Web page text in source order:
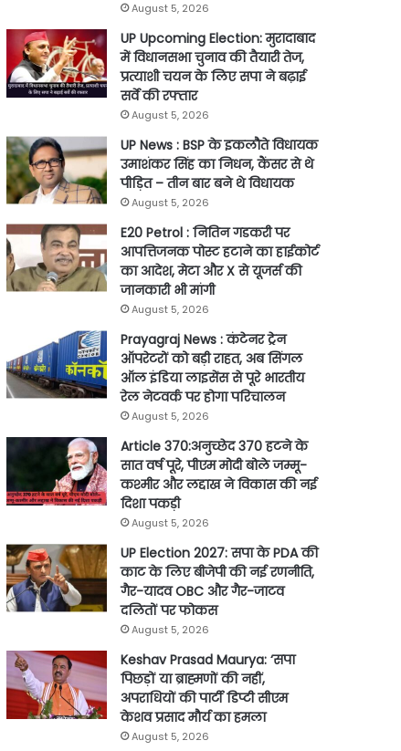
August 5, 2026
UP Upcoming Election: मुरादाबाद
में विधानसभा चुनाव की तैयारी तेज,
प्रत्याशी चयन के लिए सपा ने बढ़ाई
सर्वे की रफ्तार
August 5, 2026
UP News : BSP के इकलौते विधायक
उमाशंकर सिंह का निधन, कैंसर से थे
पीड़ित – तीन बार बने थे विधायक
August 5, 2026
E20 Petrol : नितिन गडकरी पर
आपत्तिजनक पोस्ट हटाने का हाईकोर्ट
का आदेश, मेटा और X से यूजर्स की
जानकारी भी मांगी
August 5, 2026
Prayagraj News : कंटेनर ट्रेन
ऑपरेटरों को बड़ी राहत, अब सिंगल
ऑल इंडिया लाइसेंस से पूरे भारतीय
रेल नेटवर्क पर होगा परिचालन
August 5, 2026
Article 370:अनुच्छेद 370 हटने के
सात वर्ष पूरे, पीएम मोदी बोले जम्मू-
कश्मीर और लद्दाख ने विकास की नई
दिशा पकड़ी
August 5, 2026
UP Election 2027: सपा के PDA की
काट के लिए बीजेपी की नई रणनीति,
गैर-यादव OBC और गैर-जाटव
दलितों पर फोकस
August 5, 2026
Keshav Prasad Maurya: ‘सपा
पिछड़ों या ब्राह्मणों की नहीं,
अपराधियों की पार्टी डिप्टी सीएम
केशव प्रसाद मौर्य का हमला
August 5, 2026